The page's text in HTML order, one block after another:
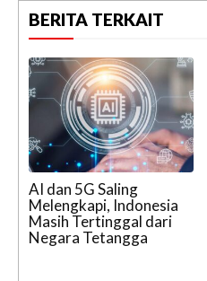
BERITA TERKAIT
AI dan 5G Saling
Melengkapi, Indonesia
Masih Tertinggal dari
Negara Tetangga